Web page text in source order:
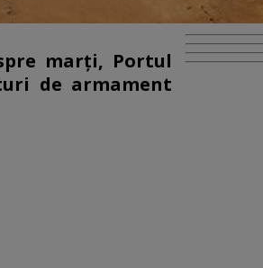
marţi, Portul
de armament